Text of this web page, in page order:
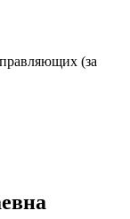
(за